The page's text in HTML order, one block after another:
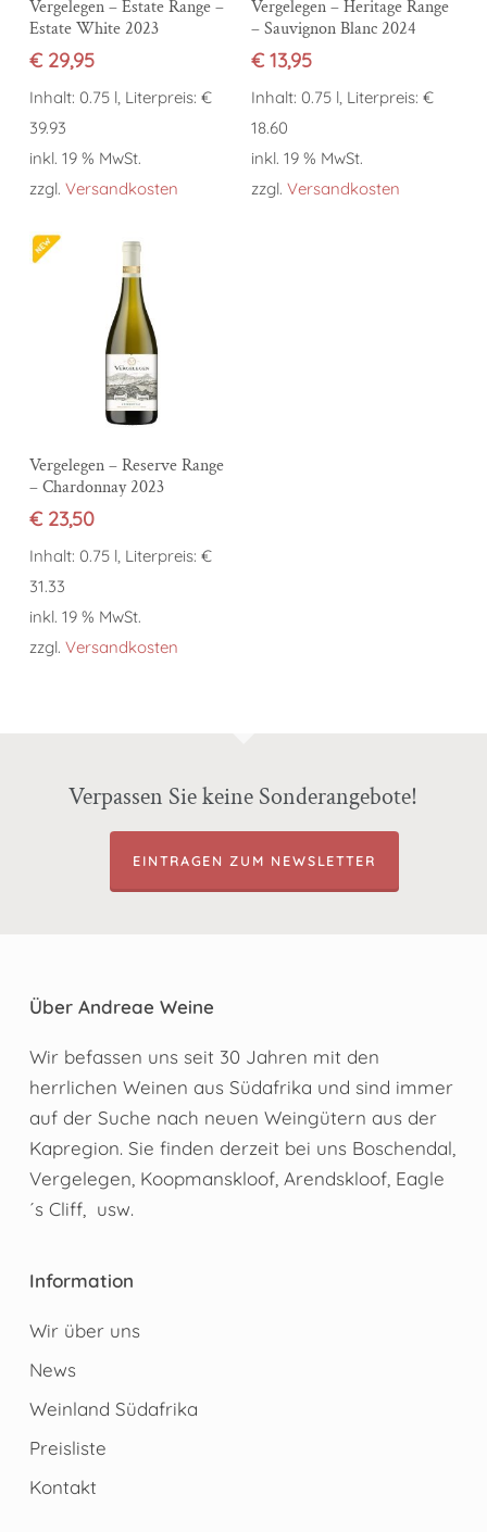
Vergelegen – Estate Range –
Estate White 2023
€29,95
Inhalt: 0.75 l, Literpreis: €
39.93
inkl. 19 % MwSt.
zzgl. Versandkosten
Vergelegen – Heritage Range
– Sauvignon Blanc 2024
€13,95
Inhalt: 0.75 l, Literpreis: €
18.60
inkl. 19 % MwSt.
zzgl.Versandkosten
In den Warenkorb
Vergelegen – Reserve Range
– Chardonnay 2023
€23,50
Inhalt: 0.75 l, Literpreis: €
31.33
inkl. 19 % MwSt.
zzgl. Versandkosten
Verpassen Sie keine Sonderangebote!
EINTRAGEN ZUM NEWSLETTER
Über Andreae Weine
Wir befassen uns seit 30 Jahren mit den
herrlichen Weinen aus Südafrika und sind immer
auf der Suche nach neuen Weingütern aus der
Kapregion. Sie finden derzeit bei uns Boschendal,
Vergelegen, Koopmanskloof, Arendskloof, Eagle
´s Cliff, usw.
Information
Wir über uns
News
Weinland Südafrika
Preisliste
Kontakt